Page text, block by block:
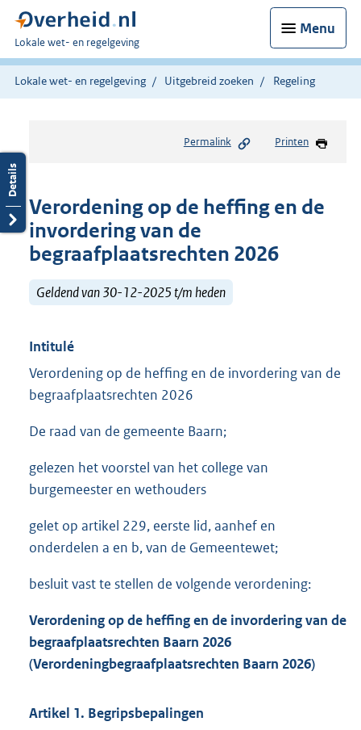
Menu
U
bent
hier:
Lokale wet- en regelgeving
Lokale wet- en regelgeving Uitgebreid zoeken Regeling
Permalink Printen
Verordening op de heffing en de
invordering van de
begraafplaatsrechten 2026
Geldend van 30-12-2025 t/m heden
Intitulé
Verordening op de heffing en de invordering van de
begraafplaatsrechten 2026
De raad van de gemeente Baarn;
gelezen het voorstel van het college van
burgemeester en wethouders
gelet op artikel 229, eerste lid, aanhef en
onderdelen a en b, van de Gemeentewet;
besluit vast te stellen de volgende verordening:
Verordening op de heffing en de invordering van de
begraafplaatsrechten Baarn 2026
(Verordeningbegraafplaatsrechten Baarn 2026)
Artikel 1. Begripsbepalingen